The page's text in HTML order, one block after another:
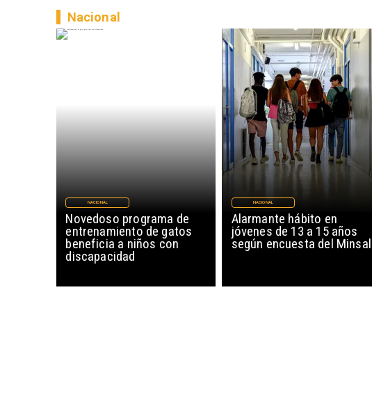
Novedoso programa de
entrenamiento de gatos
beneficia a niños con
discapacidad
NACIONAL
Alarmante hábito en
jóvenes de 13 a 15 años
según encuesta del Minsal
NACIONAL
Nacional